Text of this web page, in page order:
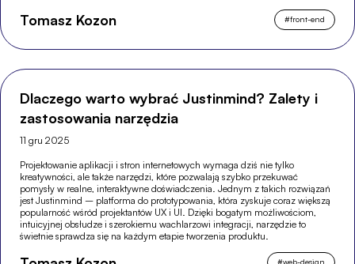
Tomasz Kozon #front-end
Dlaczego warto wybrać Justinmind? Zalety i
zastosowania narzędzia
11 gru 2025
Projektowanie aplikacji i stron internetowych wymaga dziś nie tylko
kreatywności, ale także narzędzi, które pozwalają szybko przekuwać
pomysły w realne, interaktywne doświadczenia. Jednym z takich rozwiązań
jest Justinmind – platforma do prototypowania, która zyskuje coraz większą
popularność wśród projektantów UX i UI. Dzięki bogatym możliwościom,
intuicyjnej obsłudze i szerokiemu wachlarzowi integracji, narzędzie to
świetnie sprawdza się na każdym etapie tworzenia produktu.
#web-design